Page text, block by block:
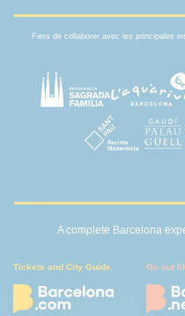
Fiers de collaborer avec les principales
A complete Barcelona
Tickets and City Guide. Go out